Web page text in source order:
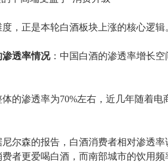
，正是本轮白酒板块上涨的核心逻辑
透率情况：中国白酒的渗透率增长空
体的渗透率为70%左右，近几年随着
尼尔森的报告，白酒消费者相对渗透
者更爱喝白酒，而南部城市的饮用